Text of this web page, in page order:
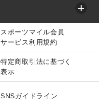
スポーツマイル会員
サービス利用規約
特定商取引法に基づく
表示
SNSガイドライン